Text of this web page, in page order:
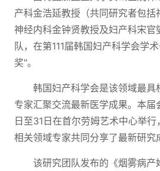
产科金浩延教授（共同研究者包括
神经内科金钟贤教授及妇产科宋官
队，在第111届韩国妇产科学会学
奖"。
韩国妇产科学会是该领域最具
专家汇聚交流最新医学成果。本
日至31日在首尔劳姆艺术中心举
相关领域专家共同分享了最新研究
该研究团队发布的《烟雾病产